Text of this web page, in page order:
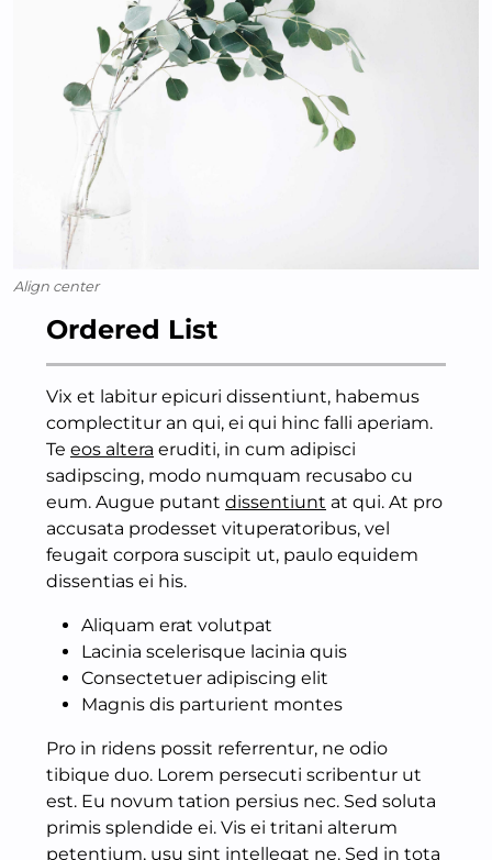
Align center
Ordered List
Vix et labitur epicuri dissentiunt, habemus
complectitur an qui, ei qui hinc falli aperiam.
Te eos altera eruditi, in cum adipisci
sadipscing, modo numquam recusabo cu
eum. Augue putant dissentiunt at qui. At pro
accusata prodesset vituperatoribus, vel
feugait corpora suscipit ut, paulo equidem
dissentias ei his.
Aliquam erat volutpat
Lacinia scelerisque lacinia quis
Consectetuer adipiscing elit
Magnis dis parturient montes
Pro in ridens possit referrentur, ne odio
tibique duo. Lorem persecuti scribentur ut
est. Eu novum tation persius nec. Sed soluta
primis splendide ei. Vis ei tritani alterum
petentium, usu sint intellegat ne. Sed in tota